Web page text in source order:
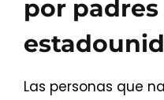
por padres
Las personas que